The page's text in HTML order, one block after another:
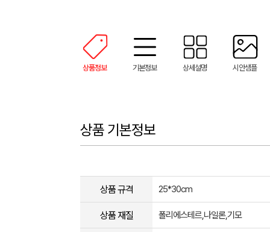
상품정보 기본정보 상세설명 시안샘플
상품 기본정보
상품 규격 25*30cm
상품 재질 폴리에스테르,나일론,기모